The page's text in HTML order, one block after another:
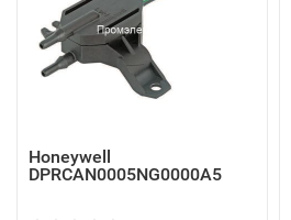
Honeywell
DPRCAN0005NG0000A5